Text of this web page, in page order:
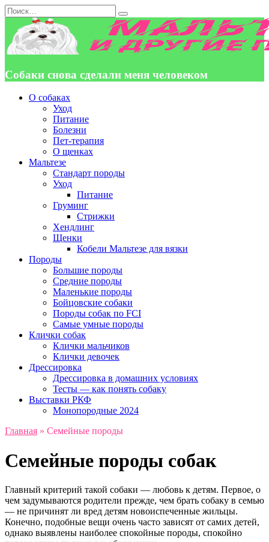
Перейти
к
содержанию
Search
for:
Собаки снова сделали меня человеком
О собаках
Уход
Питание
Болезни
Пет-терапия
О щенках
Мальтезе
Стандарт породы
Уход
Питание
Груминг
Стрижки
Хендлинг
Щенки
Кобели Мальтезе для вязки
Породы
Большие породы
Средние породы
Маленькие породы
Бойцовские собаки
Породы собак по FCI
Самые умные породы
Клички собак
Клички мальчиков
Клички девочек
Дрессировка
Дрессировка в домашних условиях
Тесты — как понять собаку
Выставки РКФ
Монопородные 2024
Главная » Семейные породы
Семейные породы собак
Главный критерий такой собаки — любовь к детям. Первое, о
чем задумываются родители прежде, чем брать собаку в семью
— не причинят ли вред детям новоиспеченные жильцы.
Конечно, подобные вещи очень часто зависят от самих детей,
однако выявлены наиболее спокойные породы, спокойно